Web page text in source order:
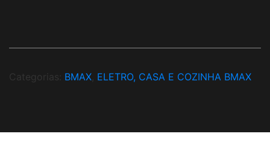
Categorias: BMAX ELETRO, CASA E COZINHA BMAX